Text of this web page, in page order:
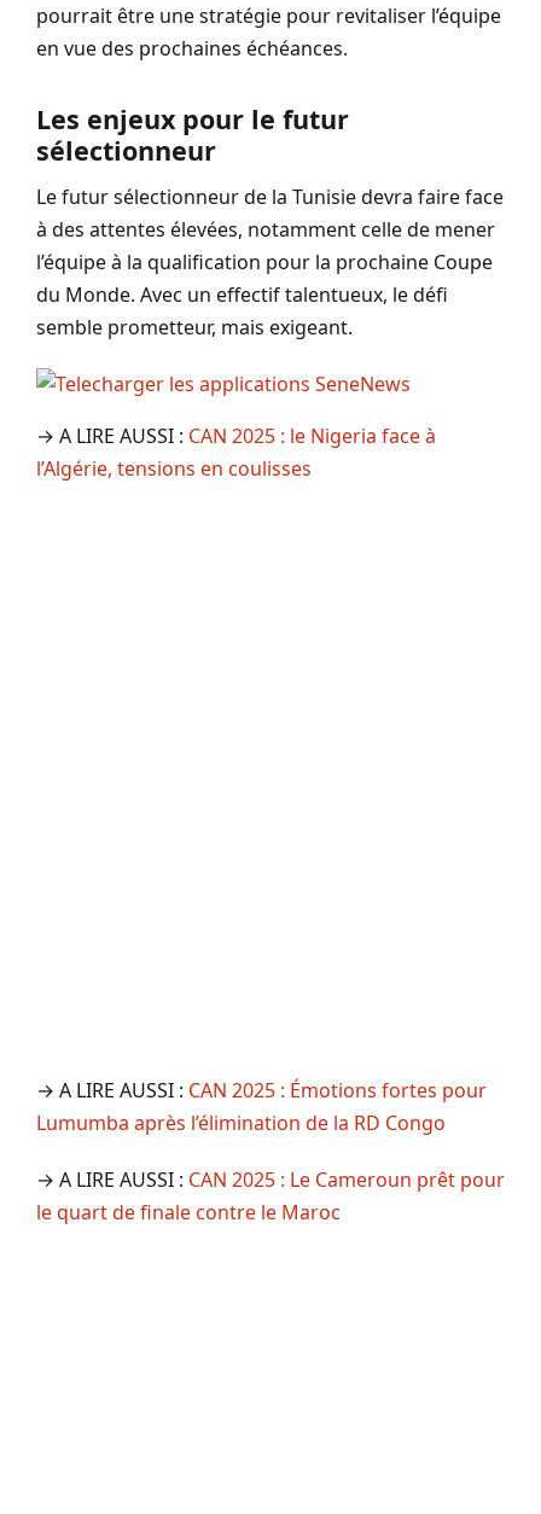
pourrait être une stratégie pour revitaliser l’équipe
en vue des prochaines échéances.
Les enjeux pour le futur
sélectionneur
Le futur sélectionneur de la Tunisie devra faire face
à des attentes élevées, notamment celle de mener
l’équipe à la qualification pour la prochaine Coupe
du Monde. Avec un effectif talentueux, le défi
semble prometteur, mais exigeant.
→ A LIRE AUSSI : CAN 2025 : le Nigeria face à
l’Algérie, tensions en coulisses
→ A LIRE AUSSI : CAN 2025 : Émotions fortes pour
Lumumba après l’élimination de la RD Congo
→ A LIRE AUSSI : CAN 2025 : Le Cameroun prêt pour
le quart de finale contre le Maroc